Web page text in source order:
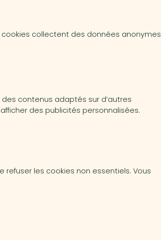
collectent des données anonymes
contenus adaptés sur d’autres
des publicités personnalisées.
les cookies non essentiels. Vous